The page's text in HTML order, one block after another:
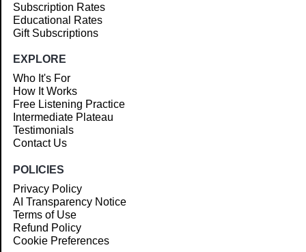
Subscription Rates
Educational Rates
Gift Subscriptions
EXPLORE
Who It's For
How It Works
Free Listening Practice
Intermediate Plateau
Testimonials
Contact Us
POLICIES
Privacy Policy
AI Transparency Notice
Terms of Use
Refund Policy
Cookie Preferences